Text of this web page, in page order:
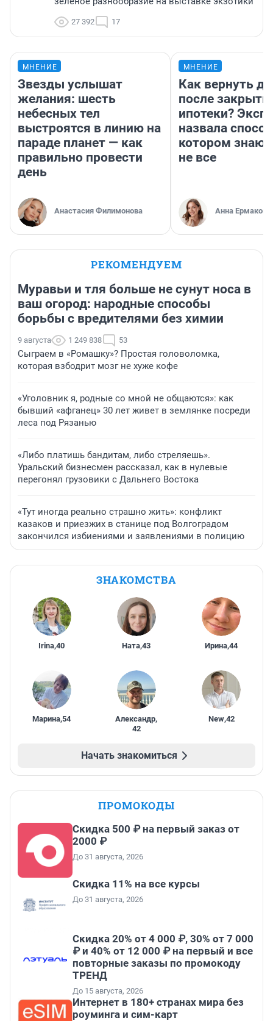
27 392 17
МНЕНИЕ
Звезды услышат
желания: шесть
небесных тел
выстроятся в линию на
параде планет — как
правильно провести
день
Анастасия Филимонова
МНЕНИЕ
Как вернуть
после
ипотеки?
назвала
котором
не все
Анна Ермакова
РЕКОМЕНДУЕМ
Муравьи и тля больше не сунут носа в
ваш огород: народные способы
борьбы с вредителями без химии
9 августа 1 249 838 53
Сыграем в «Ромашку»? Простая головоломка,
которая взбодрит мозг не хуже кофе
«Уголовник я, родные со мной не общаются»: как
бывший «афганец» 30 лет живет в землянке посреди
леса под Рязанью
«Либо платишь бандитам, либо стреляешь».
Уральский бизнесмен рассказал, как в нулевые
перегонял грузовики с Дальнего Востока
«Тут иногда реально страшно жить»: конфликт
казаков и приезжих в станице под Волгоградом
закончился избиениями и заявлениями в полицию
ЗНАКОМСТВА
Irina,40 Ната,43 Ирина,44
Марина,54 Александр,
42
New,42
Начать знакомиться
ПРОМОКОДЫ
Скидка 500 ₽ на первый заказ от
2000 ₽
До 31 августа, 2026
Скидка 11% на все курсы
До 31 августа, 2026
Скидка 20% от 4 000 ₽, 30% от 7 000
₽ и 40% от 12 000 ₽ на первый и все
повторные заказы по промокоду
ТРЕНД
До 15 августа, 2026
Интернет в 180+ странах мира без
роуминга и сим-карт